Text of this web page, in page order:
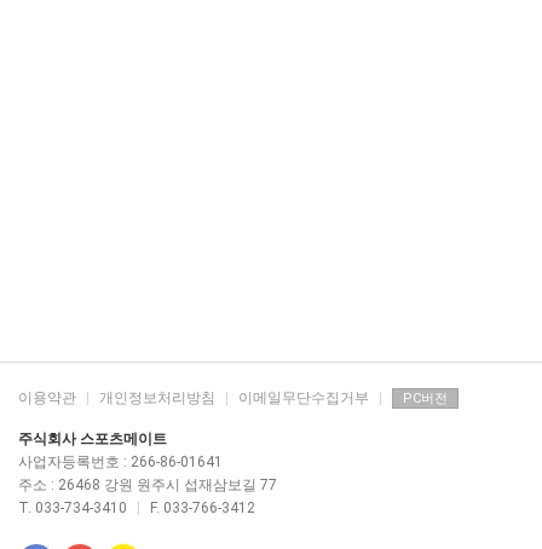
이용약관 개인정보처리방침 이메일무단수집거부 PC버전
주식회사 스포츠메이트
사업자등록번호 : 266-86-01641
주소 : 26468 강원 원주시 섭재삼보길 77
T. 033-734-3410
F. 033-766-3412